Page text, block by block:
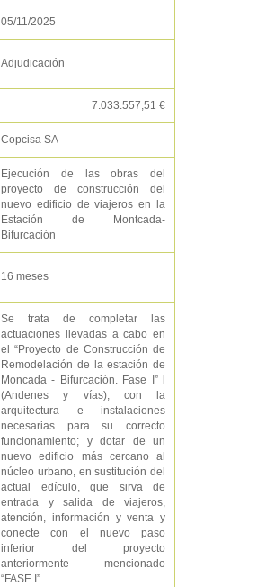
05/11/2025
Adjudicación
7.033.557,51 €
Copcisa SA
Ejecución de las obras del
proyecto de construcción del
nuevo edificio de viajeros en la
Estación de Montcada-
Bifurcación
16 meses
Se trata de completar las
actuaciones llevadas a cabo en
el “Proyecto de Construcción de
Remodelación de la estación de
Moncada - Bifurcación. Fase I” l
(Andenes y vías), con la
arquitectura e instalaciones
necesarias para su correcto
funcionamiento; y dotar de un
nuevo edificio más cercano al
núcleo urbano, en sustitución del
actual edículo, que sirva de
entrada y salida de viajeros,
atención, información y venta y
conecte con el nuevo paso
inferior del proyecto
anteriormente mencionado
“FASE I”.